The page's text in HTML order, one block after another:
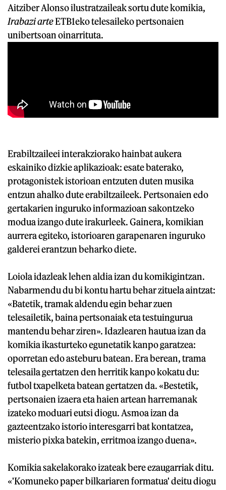
Aitziber Alonso ilustratzaileak sortu dute komikia,
Irabazi arteETB1eko telesaileko pertsonaien
unibertsoan oinarrituta.
Erabiltzaileei interakziorako hainbat aukera
eskainiko dizkie aplikazioak: esate baterako,
protagonistek istorioan entzuten duten musika
entzun ahalko dute erabiltzaileek. Pertsonaien edo
gertakarien inguruko informazioan sakontzeko
modua izango dute irakurleek. Gainera, komikian
aurrera egiteko, istorioaren garapenaren inguruko
galderei erantzun beharko diete.
Loiola idazleak lehen aldia izan du komikigintzan.
Nabarmendu du bi kontu hartu behar zituela aintzat:
«Batetik, tramak aldendu egin behar zuen
telesailetik, baina pertsonaiak eta testuingurua
mantendu behar ziren». Idazlearen hautua izan da
komikia ikasturteko egunetatik kanpo garatzea:
oporretan edo asteburu batean. Era berean, trama
telesaila gertatzen den herritik kanpo kokatu du:
futbol txapelketa batean gertatzen da. «Bestetik,
pertsonaien izaera eta haien artean harremanak
izateko moduari eutsi diogu. Asmoa izan da
gazteentzako istorio interesgarri bat kontatzea,
misterio pixka batekin, erritmoa izango duena».
Komikia sakelakorako izateak bere ezaugarriak ditu.
«'Komuneko paper bilkariaren formatua' deitu diogu